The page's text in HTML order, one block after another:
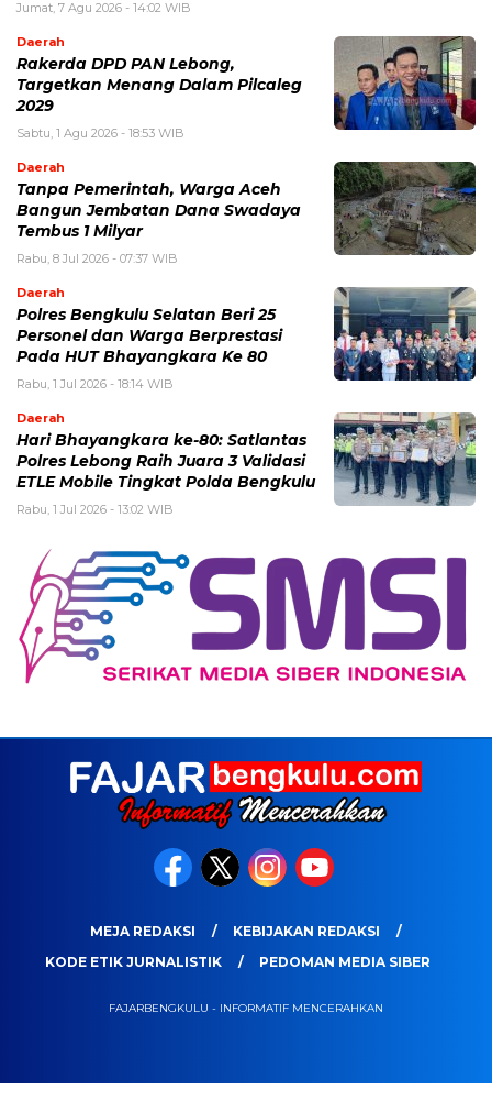
Jumat, 7 Agu 2026 - 14:02 WIB
Daerah
Rakerda DPD PAN Lebong,
Targetkan Menang Dalam Pilcaleg
2029
Sabtu, 1 Agu 2026 - 18:53 WIB
Daerah
Tanpa Pemerintah, Warga Aceh
Bangun Jembatan Dana Swadaya
Tembus 1 Milyar
Rabu, 8 Jul 2026 - 07:37 WIB
Daerah
Polres Bengkulu Selatan Beri 25
Personel dan Warga Berprestasi
Pada HUT Bhayangkara Ke 80
Rabu, 1 Jul 2026 - 18:14 WIB
Daerah
Hari Bhayangkara ke-80: Satlantas
Polres Lebong Raih Juara 3 Validasi
ETLE Mobile Tingkat Polda Bengkulu
Rabu, 1 Jul 2026 - 13:02 WIB
MEJA REDAKSI
KEBIJAKAN REDAKSI
KODE ETIK JURNALISTIK
PEDOMAN MEDIA SIBER
FAJARBENGKULU - INFORMATIF MENCERAHKAN